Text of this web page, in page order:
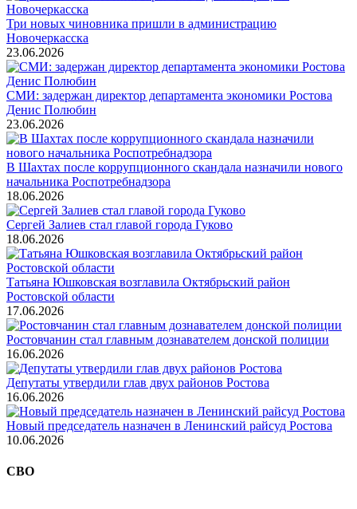
Три новых чиновника пришли в администрацию
Новочеркасска
23.06.2026
СМИ: задержан директор департамента экономики Ростова
Денис Полюбин
23.06.2026
В Шахтах после коррупционного скандала назначили нового
начальника Роспотребнадзора
18.06.2026
Сергей Залиев стал главой города Гуково
18.06.2026
Татьяна Юшковская возглавила Октябрьский район
Ростовской области
17.06.2026
Ростовчанин стал главным дознавателем донской полиции
16.06.2026
Депутаты утвердили глав двух районов Ростова
16.06.2026
Новый председатель назначен в Ленинский райсуд Ростова
10.06.2026
СВО